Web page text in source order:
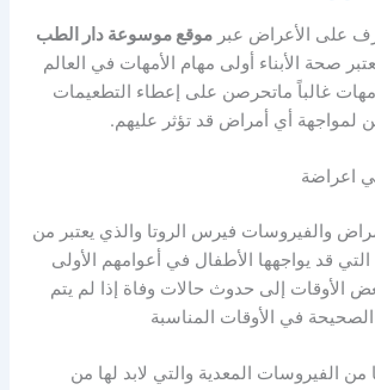
على الأعراض عبرموقع موسوعة دار الطب
صحة الأبناء أولى مهام الأمهات في العالم
غالباً ماتحرصن على إعطاء التطعيمات
لمواجهة أي أمراض قد تؤثر عليهم.
اعراضة
والفيروسات فيرس الروتا والذي يعتبر من
التي قد يواجهها الأطفال في أعوامهم الأولى
الأوقات إلى حدوث حالات وفاة إذا لم يتم
في الأوقات المناسبة
من الفيروسات المعدية والتي لابد لها من